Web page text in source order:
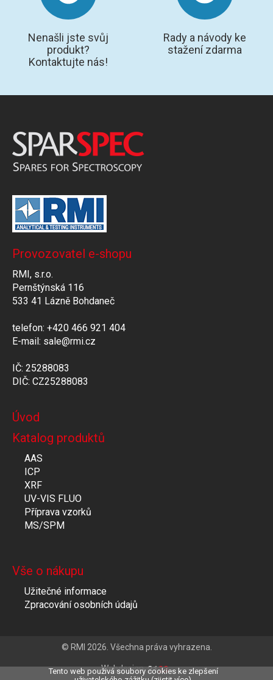
Nenašli jste svůj
produkt?
Kontaktujte nás!
Rady a návody ke
stažení zdarma
Provozovatel e-shopu
RMI, s.r.o.
Pernštýnská 116
533 41 Lázně Bohdaneč
telefon: +420 466 921 404
E-mail: sale@rmi.cz
IČ: 25288083
DIČ: CZ25288083
Úvod
Katalog produktů
AAS
ICP
XRF
UV-VIS FLUO
Příprava vzorků
MS/SPM
Vše o nákupu
Užitečné informace
Zpracování osobních údajů
© RMI 2026. Všechna práva vyhrazena.
Webdesign
Tento web použivá soubory cookies ke zlepšení